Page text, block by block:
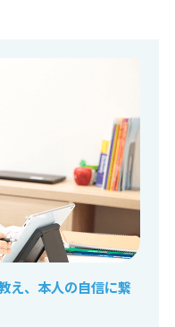
え、本人の自信に繋